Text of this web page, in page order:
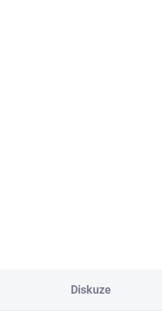
Diskuze